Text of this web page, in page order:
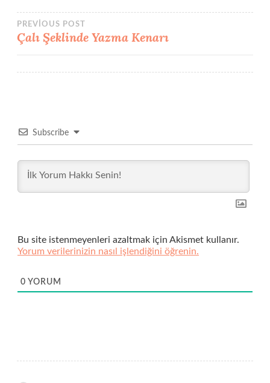
Yazı
PREVIOUS POST
Çalı Şeklinde Yazma Kenarı
Subscribe
Bu site istenmeyenleri azaltmak için Akismet kullanır.
Yorum verilerinizin nasıl işlendiğini öğrenin.
0 YORUM